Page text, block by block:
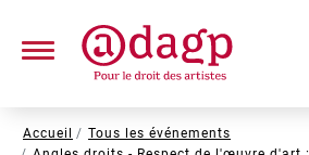
contenu
Fil
Accueil
Tous les événements